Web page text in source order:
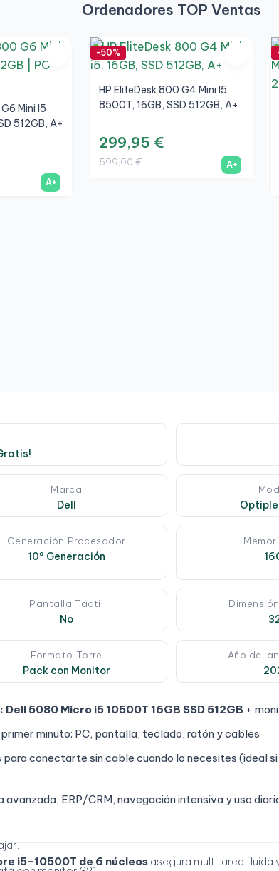
Ordenadores TOP Ventas
Mini I5
512GB, A+
A+
-50%
HP EliteDesk 800 G4 Mini I5
8500T, 16GB, SSD 512GB, A+
299,95 €
599,00 € A+
Marca
Dell
Generación Procesador
10º Generación
Pantalla Táctil
No
Formato Torre
Pack con Monitor
Año de
Dell 5080 Micro i5 10500T 16GB SSD 512GB +
minuto: PC, pantalla, teclado, ratón y cables
para conectarte sin cable cuando lo necesites (ideal
ERP/CRM, navegación intensiva y uso
i5-10500T de 6 núcleos asegura multitarea fluida